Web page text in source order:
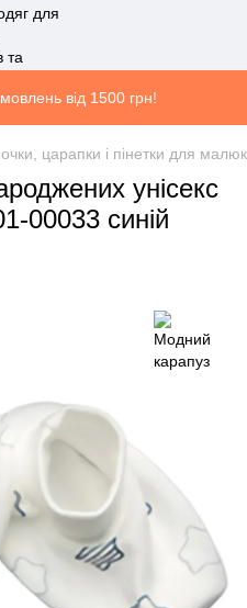
від 1500 грн!
царапки і пінетки для
унісекс
00033 синій